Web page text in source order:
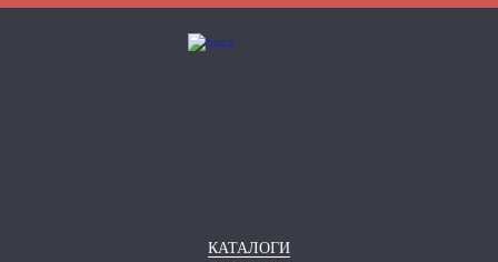
КАТАЛОГИ